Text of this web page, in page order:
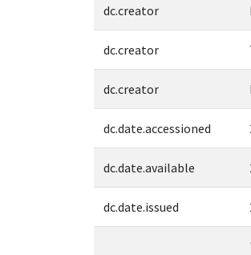
dc.creator
dc.creator
dc.creator
dc.date.accessioned
dc.date.available
dc.date.issued